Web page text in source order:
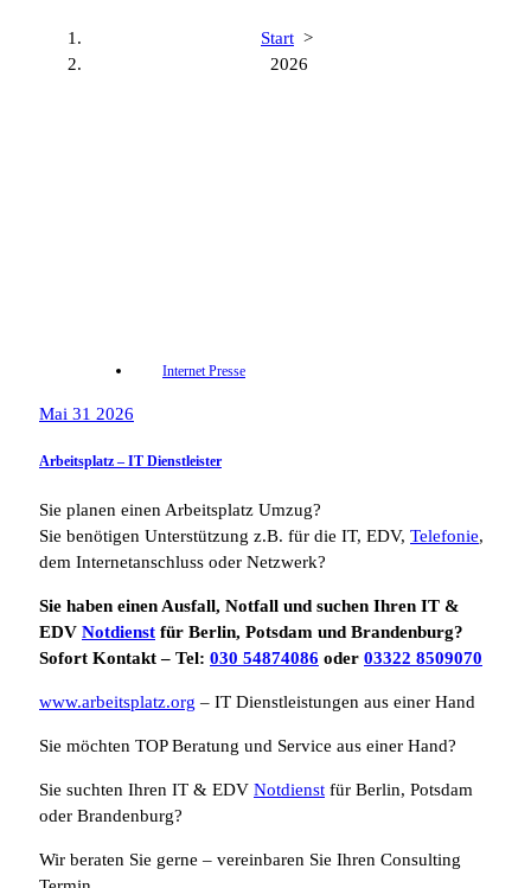
Start >
2026
Internet Presse
Mai 31 2026
Arbeitsplatz – IT Dienstleister
Sie planen einen Arbeitsplatz Umzug?
Sie benötigen Unterstützung z.B. für die IT, EDV, Telefonie,
dem Internetanschluss oder Netzwerk?
Sie haben einen Ausfall, Notfall und suchen Ihren IT &
EDV Notdienst für Berlin, Potsdam und Brandenburg?
Sofort Kontakt – Tel: 030 54874086 oder 03322 8509070
www.arbeitsplatz.org – IT Dienstleistungen aus einer Hand
Sie möchten TOP Beratung und Service aus einer Hand?
Sie suchten Ihren IT & EDV Notdienst für Berlin, Potsdam
oder Brandenburg?
Wir beraten Sie gerne – vereinbaren Sie Ihren Consulting